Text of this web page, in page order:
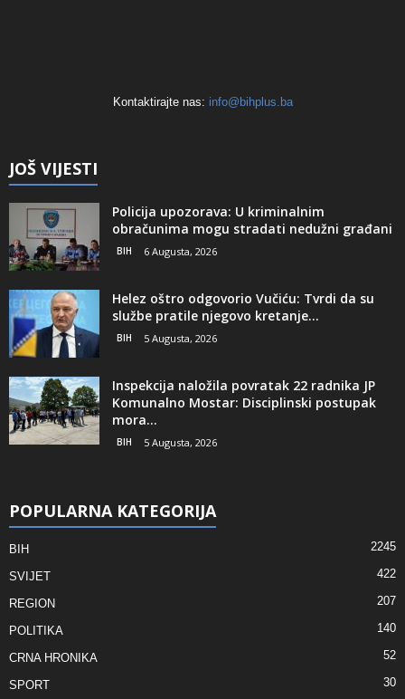
Kontaktirajte nas: info@bihplus.ba
JOŠ VIJESTI
Policija upozorava: U kriminalnim
obračunima mogu stradati nedužni građani
BIH 6 Augusta, 2026
Helez oštro odgovorio Vučiću: Tvrdi da su
službe pratile njegovo kretanje...
BIH 5 Augusta, 2026
Inspekcija naložila povratak 22 radnika JP
Komunalno Mostar: Disciplinski postupak
mora...
BIH 5 Augusta, 2026
POPULARNA KATEGORIJA
BIH 2245
SVIJET 422
REGION 207
POLITIKA 140
CRNA HRONIKA 52
SPORT 30